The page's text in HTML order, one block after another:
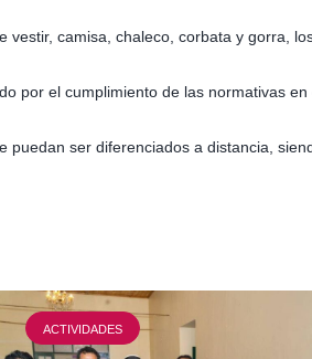
camisa, chaleco, corbata y gorra,
por el cumplimiento de las normativas en
puedan ser diferenciados a distancia,
ACTIVIDADES